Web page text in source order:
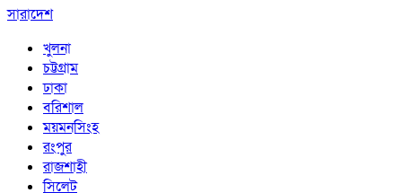
সারাদেশ
খুলনা
চট্টগ্রাম
ঢাকা
বরিশাল
ময়মনসিংহ
রংপুর
রাজশাহী
সিলেট